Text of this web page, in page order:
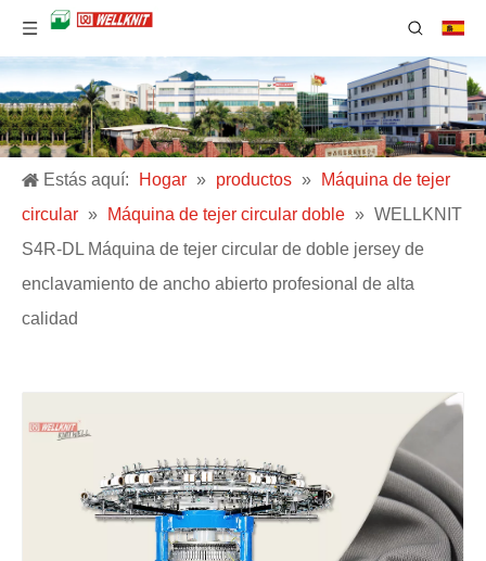
Estás aquí: Hogar » productos »
Máquina de tejer
circular » Máquina de tejer circular doble » WELLKNIT
S4R-DL Máquina de tejer circular de doble jersey de
enclavamiento de ancho abierto profesional de alta
calidad